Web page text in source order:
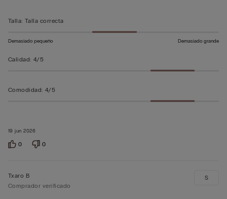
5
19 jun 2026
Talla: Talla correcta
Demasiado pequeño Demasiado grande
Calidad: 4/5
Comodidad: 4/5
0 0
Txaro B
Comprador verificado
S